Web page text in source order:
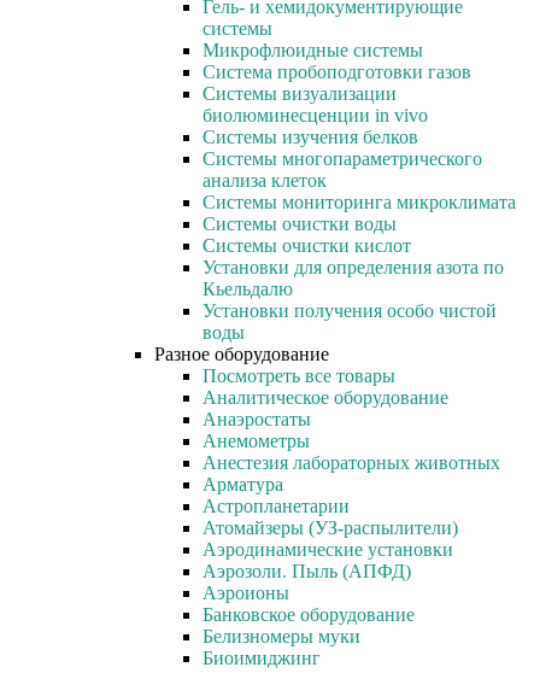
Гель- и хемидокументирующие
системы
Микрофлюидные системы
Система пробоподготовки газов
Системы визуализации
биолюминесценции in vivo
Системы изучения белков
Системы многопараметрического
анализа клеток
Системы мониторинга микроклимата
Системы очистки воды
Системы очистки кислот
Установки для определения азота по
Кьельдалю
Установки получения особо чистой
воды
Разное оборудование
Посмотреть все товары
Аналитическое оборудование
Анаэростаты
Анемометры
Анестезия лабораторных животных
Арматура
Астропланетарии
Атомайзеры (УЗ-распылители)
Аэродинамические установки
Аэрозоли. Пыль (АПФД)
Аэроионы
Банковское оборудование
Белизномеры муки
Биоимиджинг